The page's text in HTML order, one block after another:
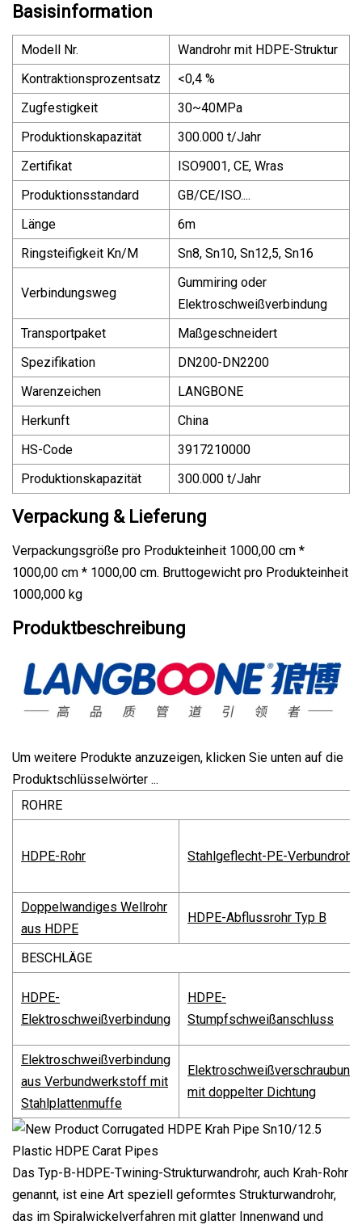
Basisinformation
Modell Nr.
Wandrohr mit HDPE-Struktur
Kontraktionsprozentsatz
<0,4 %
Zugfestigkeit
30~40MPa
Produktionskapazität
300.000 t/Jahr
Zertifikat
ISO9001, CE, Wras
Produktionsstandard
GB/CE/ISO....
Länge
6m
Ringsteifigkeit Kn/M
Sn8, Sn10, Sn12,5, Sn16
Verbindungsweg
Gummiring oder
Elektroschweißverbindung
Transportpaket
Maßgeschneidert
Spezifikation
DN200-DN2200
Warenzeichen
LANGBONE
Herkunft
China
HS-Code
3917210000
Produktionskapazität
300.000 t/Jahr
Verpackung & Lieferung
Verpackungsgröße pro Produkteinheit 1000,00 cm *
1000,00 cm * 1000,00 cm. Bruttogewicht pro Produkteinheit
1000,000 kg
Produktbeschreibung
Um weitere Produkte anzuzeigen, klicken Sie unten auf die
Produktschlüsselwörter ...
ROHRE
HDPE-Rohr Stahlgeflecht-PE-Verbundrohr
Doppelwandiges Wellrohr
aus HDPE
HDPE-Abflussrohr Typ B
BESCHLÄGE
HDPE-
Elektroschweißverbindung
HDPE-
Stumpfschweißanschluss
Elektroschweißverbindung
aus Verbundwerkstoff mit
Stahlplattenmuffe
Elektroschweißverschraubung
mit doppelter Dichtung
Das Typ-B-HDPE-Twining-Strukturwandrohr, auch Krah-Rohr
genannt, ist eine Art speziell geformtes Strukturwandrohr,
das im Spiralwickelverfahren mit glatter Innenwand und